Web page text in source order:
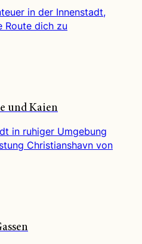
in der Innenstadt,
Route dich zu
und Kaien
in ruhiger Umgebung
Christianshavn von